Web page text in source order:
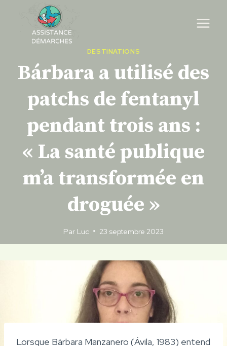
content
DESTINATIONS
Bárbara a utilisé des
patchs de fentanyl
pendant trois ans :
« La santé publique
m’a transformée en
droguée »
Par Luc 23 septembre 2023
Lorsque Bárbara Manzanero (Ávila, 1983) entend